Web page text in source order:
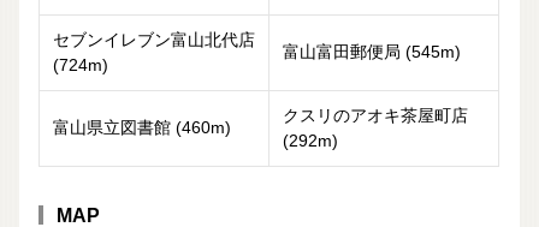
セブンイレブン富山北代店
(724m)
富山富田郵便局 (545m)
富山県立図書館 (460m)
クスリのアオキ茶屋町店
(292m)
MAP